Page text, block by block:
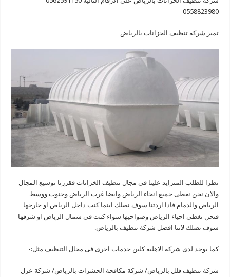
0558823980
تميز شركة تنظيف الخزانات بالرياض
نظرا للطلب المتزايد علينا فى مجال تنظيف الخزانات فقررنا توسيع المجال
والان نحن نغطى جميع انحاء الرياض وايضا غرب الرياض وجنوب ووسط
الرياض والدمام فاذا اردتنا سوف نصلك اينما كنت داخل الرياض او خارجها
فنحن نغطى احياء الرياض وضواحيها سواء كنت فى شمال الرياض او شرقها
سوف نصلك لاننا افضل شركة تنظيف بالرياض.
كما يوجد لدى شركة الاهلية كلين خدمات اخرى فى مجال التنظيف مثل:-
شركة تنظيف فلل بالرياض/ شركة مكافحة الحشرات بالرياض/ شركة عزل